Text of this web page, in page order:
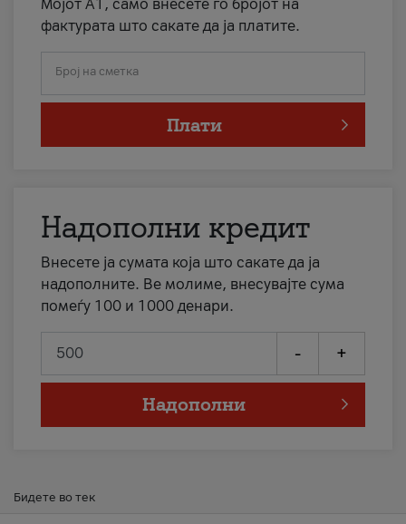
Мојот А1, само внесете го бројот на
фактурата што сакате да ја платите.
Број на сметка
Плати
Надополни кредит
Внесете ја сумата која што сакате да ја
надополните. Ве молиме, внесувајте сума
помеѓу 100 и 1000 денари.
- +
Надополни
Бидете во тек